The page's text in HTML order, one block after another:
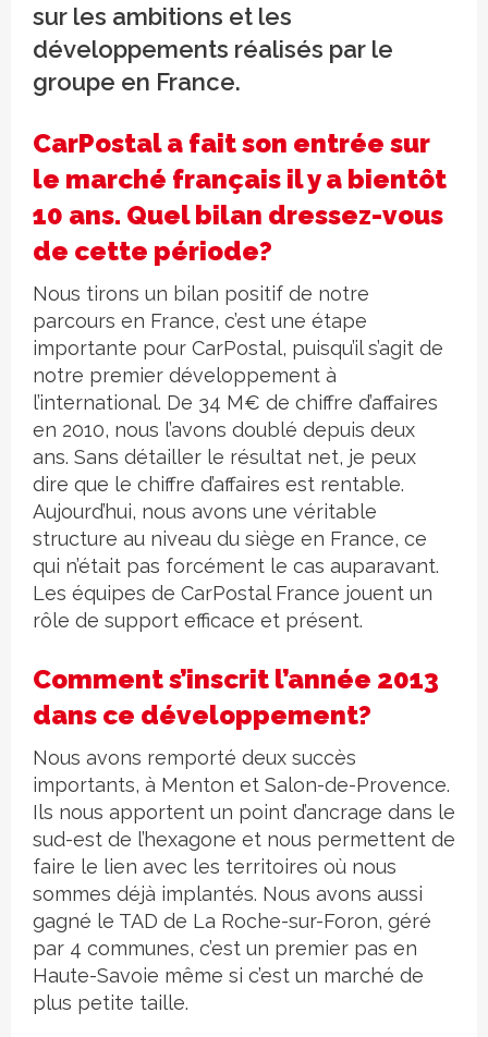
sur les ambitions et les
développements réalisés par le
groupe en France.
CarPostal a fait son entrée sur
le marché français il y a bientôt
10 ans. Quel bilan dressez-vous
de cette période?
Nous tirons un bilan positif de notre
parcours en France, c’est une étape
importante pour CarPostal, puisqu’il s’agit de
notre premier développement à
l’international. De 34 M€ de chiffre d’affaires
en 2010, nous l’avons doublé depuis deux
ans. Sans détailler le résultat net, je peux
dire que le chiffre d’affaires est rentable.
Aujourd’hui, nous avons une véritable
structure au niveau du siège en France, ce
qui n’était pas forcément le cas auparavant.
Les équipes de CarPostal France jouent un
rôle de support efficace et présent.
Comment s’inscrit l’année 2013
dans ce développement?
Nous avons remporté deux succès
importants, à Menton et Salon-de-Provence.
Ils nous apportent un point d’ancrage dans le
sud-est de l’hexagone et nous permettent de
faire le lien avec les territoires où nous
sommes déjà implantés. Nous avons aussi
gagné le TAD de La Roche-sur-Foron, géré
par 4 communes, c’est un premier pas en
Haute-Savoie même si c’est un marché de
plus petite taille.